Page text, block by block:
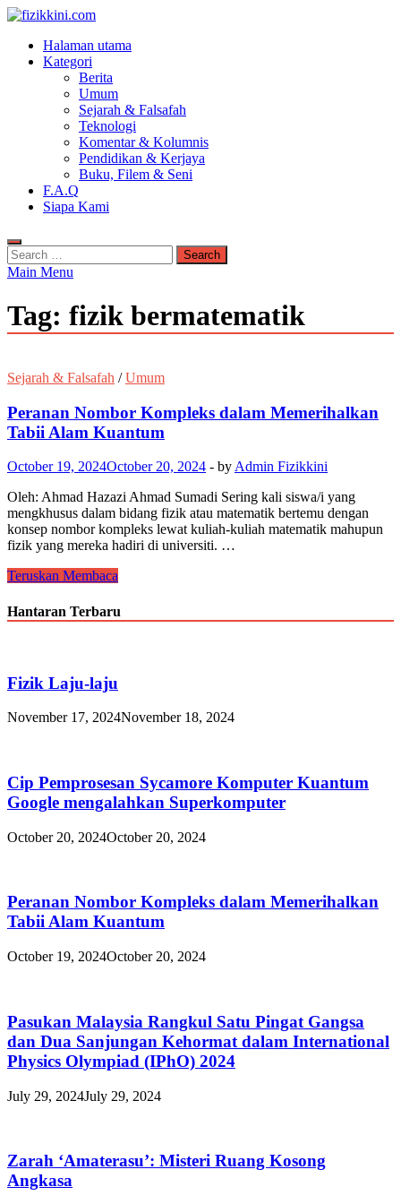
fizikkini.com
Segalanya tentang fizik
Halaman utama
Kategori
Berita
Umum
Sejarah & Falsafah
Teknologi
Komentar & Kolumnis
Pendidikan & Kerjaya
Buku, Filem & Seni
F.A.Q
Siapa Kami
Main Menu
Tag: fizik bermatematik
Sejarah & Falsafah /Umum
Peranan Nombor Kompleks dalam Memerihalkan
Tabii Alam Kuantum
October 19, 2024October 20, 2024 - by Admin Fizikkini
Oleh: Ahmad Hazazi Ahmad Sumadi Sering kali siswa/i yang
mengkhusus dalam bidang fizik atau matematik bertemu dengan
konsep nombor kompleks lewat kuliah-kuliah matematik mahupun
fizik yang mereka hadiri di universiti. …
Teruskan Membaca
Hantaran Terbaru
Fizik Laju-laju
November 17, 2024November 18, 2024
Cip Pemprosesan Sycamore Komputer Kuantum
Google mengalahkan Superkomputer
October 20, 2024October 20, 2024
Peranan Nombor Kompleks dalam Memerihalkan
Tabii Alam Kuantum
October 19, 2024October 20, 2024
Pasukan Malaysia Rangkul Satu Pingat Gangsa
dan Dua Sanjungan Kehormat dalam International
Physics Olympiad (IPhO) 2024
July 29, 2024July 29, 2024
Zarah ‘Amaterasu’: Misteri Ruang Kosong
Angkasa